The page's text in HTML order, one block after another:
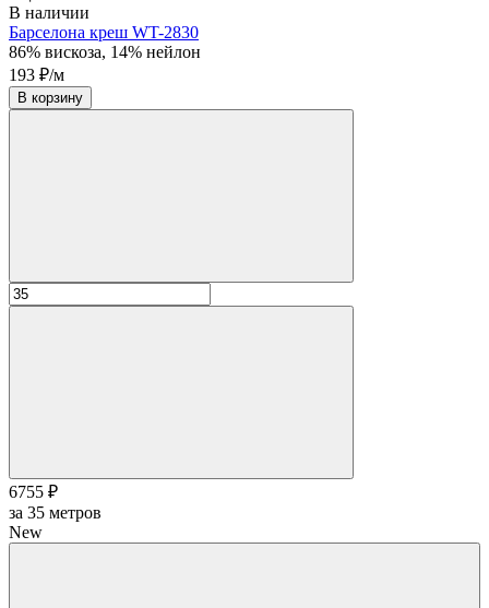
В наличии
Барселона креш WT-2830
86% вискоза, 14% нейлон
193 ₽/м
В корзину
6755 ₽
за 35 метров
New